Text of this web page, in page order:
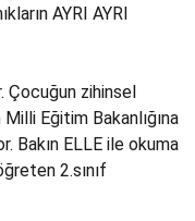
AYRI AYRI
Çocuğun zihinsel
Eğitim Bakanlığına
Bakın ELLE ile okuma
2.sınıf